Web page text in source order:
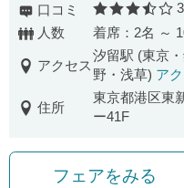
口コミ
人数
着席：2名 ～
アクセス
汐留駅 (東京
野・浅草) ア
住所
東京都港区東
ー41F
フェアをみる